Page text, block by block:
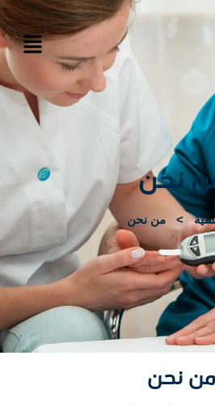
نحن
> من نحن
من نحن